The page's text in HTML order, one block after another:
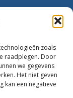
zoals
raadplegen. Door
we gegevens
Het niet geven
kan een negatieve
Zoeken